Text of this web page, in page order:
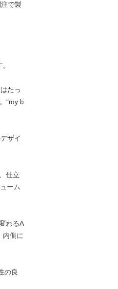
で製
たっ
“my b
ザイ
仕立
ーム
わるA
内側に
の良